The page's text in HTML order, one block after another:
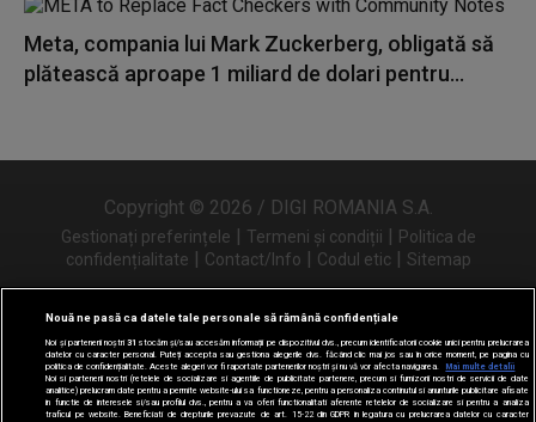
Meta, compania lui Mark Zuckerberg, obligată să
plătească aproape 1 miliard de dolari pentru...
Copyright © 2026 / DIGI ROMANIA S.A.
Gestionați preferințele | Termeni și condiții | Politica de
confidențialitate | Contact/Info | Codul etic | Sitemap
Urmărește-ne și pe
Nouă ne pasă ca datele tale personale să rămână confidențiale
Noi și partenerii noștri31 stocăm și/sau accesăm informații pe dispozitivul dvs., precum identificatorii cookie unici pentru prelucrarea
datelor cu caracter personal. Puteți accepta sau gestiona alegerile dvs. făcând clic mai jos sau în orice moment, pe pagina cu
politica de confidențialitate. Aceste alegeri vor fi raportate partenerilor noștri și nu vă vor afecta navigarea.
Mai multe detalii
Noi si partenerii nostri (retelele de socializare si agentiile de publicitate partenere, precum si furnizorii nostri de servicii de date
analitice) prelucram date pentru a permite website-ului sa functioneze, pentru a personaliza continutul si anunturile publicitare afisate
in functie de interesele si/sau profilul dvs., pentru a va oferi functionalitati aferente retelelor de socializare si pentru a analiza
traficul pe website. Beneficiati de drepturile prevazute de art. 15-22 din GDPR in legatura cu prelucrarea datelor cu caracter